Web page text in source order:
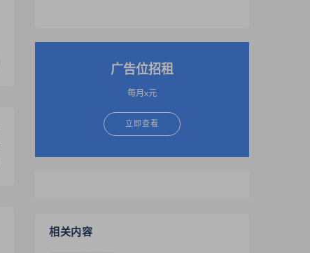
广告位招租
每月x元
立即查看
相关内容